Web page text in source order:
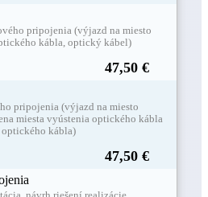
pripojenia (výjazd na miesto
kábla, optický kábel)
47,50 €
pripojenia (výjazd na miesto
miesta vyústenia optického kábla
optického kábla)
47,50 €